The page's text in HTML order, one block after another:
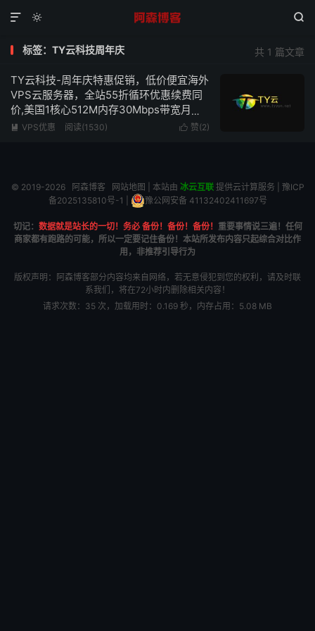
 

共 1 篇文章
标签：TY云科技周年庆
TY云科技-周年庆特惠促销，低价便宜海外
VPS云服务器，全站55折循环优惠续费同
价,美国1核心512M内存30Mbps带宽月付
仅需6.6元/月
 赞(2)
 VPS优惠 阅读(1530)
© 2019-2026 阿森博客 网站地图 | 本站由 冰云互联提供云计算服务 | 豫ICP
备2025135810号-1
豫公网安备 41132402411697号
切记： 数据就是站长的一切！务必 备份！备份！备份！ 重要事情说三遍！任何
商家都有跑路的可能，所以一定要记住备份！本站所发布内容只起综合对比作
用，非推荐引导行为
版权声明：阿森博客部分内容均来自网络，若无意侵犯到您的权利，请及时联
系我们，将在72小时内删除相关内容！
请求次数：35 次，加载用时：0.169 秒，内存占用：5.08 MB